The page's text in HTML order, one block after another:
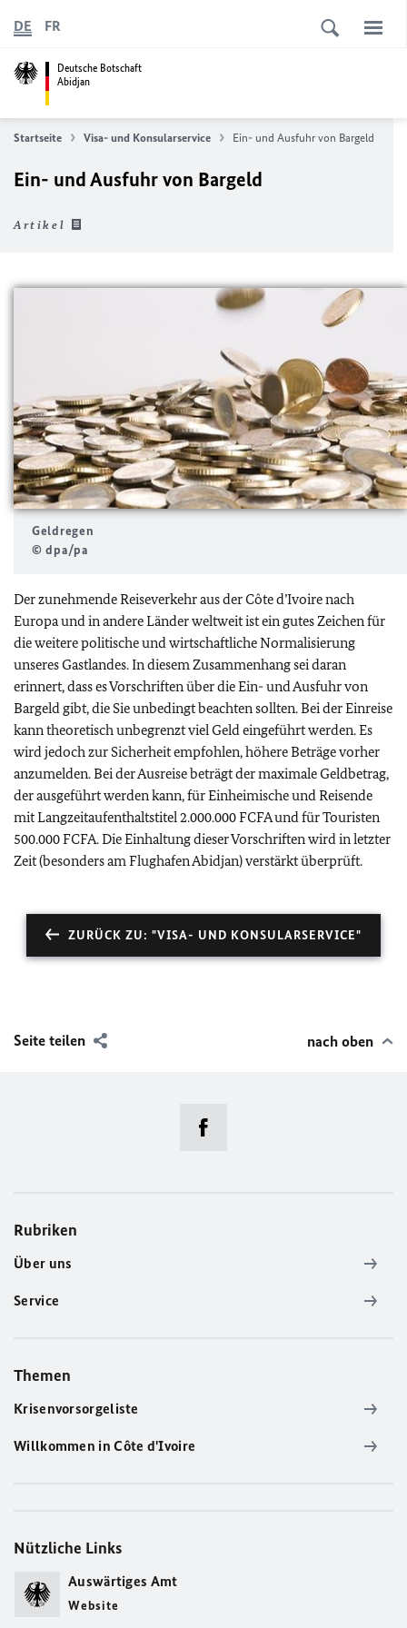
Deutsche Botschaft
Abidjan
DE FR
Startseite Visa- und Konsularservice Ein- und Ausfuhr von Bargeld
Ein- und Ausfuhr von Bargeld
Artikel
Geldregen
© dpa/pa
Der zunehmende Reiseverkehr aus der Côte d’Ivoire nach
Europa und in andere Länder weltweit ist ein gutes Zeichen für
die weitere politische und wirtschaftliche Normalisierung
unseres Gastlandes. In diesem Zusammenhang sei daran
erinnert, dass es Vorschriften über die Ein- und Ausfuhr von
Bargeld gibt, die Sie unbedingt beachten sollten. Bei der Einreise
kann theoretisch unbegrenzt viel Geld eingeführt werden. Es
wird jedoch zur Sicherheit empfohlen, höhere Beträge vorher
anzumelden. Bei der Ausreise beträgt der maximale Geldbetrag,
der ausgeführt werden kann, für Einheimische und Reisende
mit Langzeitaufenthaltstitel 2.000.000 FCFA und für Touristen
500.000 FCFA. Die Einhaltung dieser Vorschriften wird in letzter
Zeit (besonders am Flughafen Abidjan) verstärkt überprüft.
ZURÜCK ZU: "VISA- UND KONSULARSERVICE"
Seite teilen nach oben
Rubriken
Über uns
Service
Themen
Krisenvorsorgeliste
Willkommen in Côte d'Ivoire
Nützliche Links
Auswärtiges Amt
Website